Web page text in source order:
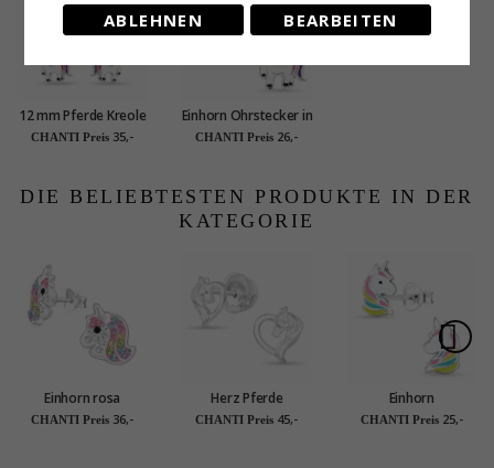
12 mm Pferde Kreole
in Silber - Little Ones
CHANTI Preis 35,-
Einhorn Ohrstecker in
Silber - Little Ones
CHANTI Preis 26,-
DIE BELIEBTESTEN PRODUKTE IN DER
KATEGORIE
Einhorn rosa
Kinderohrringe in
CHANTI Preis 36,-
Herz Pferde
Ohrstecker in Silber -
CHANTI Preis 45,-
Einhorn
Kinderohrringe in
CHANTI Preis 25,-
ABLEHNEN BEARBEITEN